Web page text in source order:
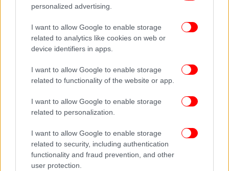
personalized advertising.
I want to allow Google to enable storage
related to analytics like cookies on web or
device identifiers in apps.
I want to allow Google to enable storage
related to functionality of the website or app.
I want to allow Google to enable storage
related to personalization.
I want to allow Google to enable storage
related to security, including authentication
functionality and fraud prevention, and other
user protection.